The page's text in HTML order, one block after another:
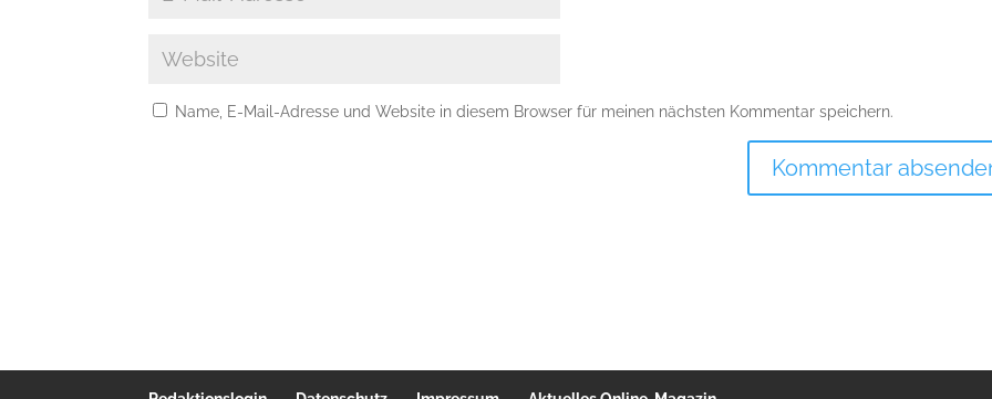
Name, E-Mail-Adresse und Website in diesem Browser für meinen nächsten Kommentar speichern.